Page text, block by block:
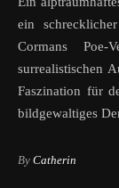
ein
Cormans
surrealistischen
Faszination für
bildgewaltiges
By Catherin